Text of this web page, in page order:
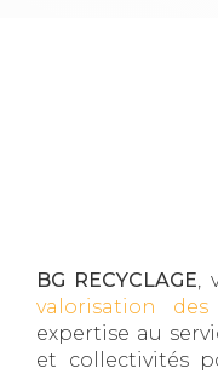
BG RECYCLAGE,
valorisation
expertise au
et collectivités